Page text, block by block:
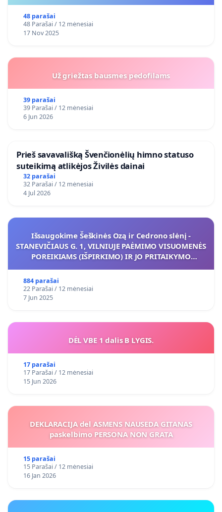
48 parašai
48 Parašai / 12 mėnesiai
17 Nov 2025
Už griežtas bausmes pedofilams
39 parašai
39 Parašai / 12 mėnesiai
6 Jun 2026
​Prieš savavališką Švenčionėlių himno statuso
suteikimą atlikėjos Živilės dainai
32 parašai
32 Parašai / 12 mėnesiai
4 Jul 2026
Išsaugokime Šeškinės Ozą ir Cedrono slėnį -
STANEVIČIAUS G. 1, VILNIUJE PAĖMIMO VISUOMENĖS
POREIKIAMS (IŠPIRKIMO) IR JO PRITAIKYMO
884 parašai
22 Parašai / 12 mėnesiai
7 Jun 2025
DĖL VBE 1 dalis B LYGIS.
17 parašai
17 Parašai / 12 mėnesiai
15 Jun 2026
DEKLARACIJA del ASMENS NAUSEDA GITANAS
paskelbimo PERSONA NON GRATA
15 parašai
15 Parašai / 12 mėnesiai
16 Jan 2026